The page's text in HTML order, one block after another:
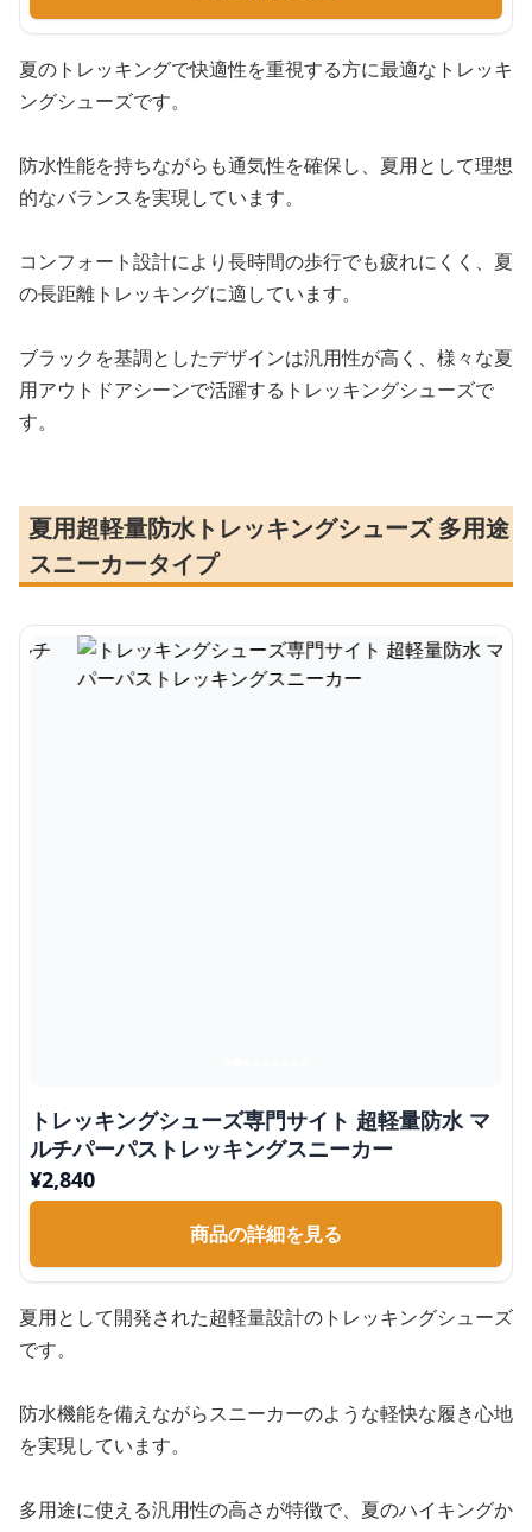
夏のトレッキングで快適性を重視する方に最適なトレッキ
ングシューズです。
防水性能を持ちながらも通気性を確保し、夏用として理想
的なバランスを実現しています。
コンフォート設計により長時間の歩行でも疲れにくく、夏
の長距離トレッキングに適しています。
ブラックを基調としたデザインは汎用性が高く、様々な夏
用アウトドアシーンで活躍するトレッキングシューズで
す。
夏用超軽量防水トレッキングシューズ 多用途
スニーカータイプ
トレッキングシューズ専門サイト 超軽量防水 マ
ルチパーパストレッキングスニーカー
¥2,840
商品の詳細を見る
夏用として開発された超軽量設計のトレッキングシューズ
です。
防水機能を備えながらスニーカーのような軽快な履き心地
を実現しています。
多用途に使える汎用性の高さが特徴で、夏のハイキングか